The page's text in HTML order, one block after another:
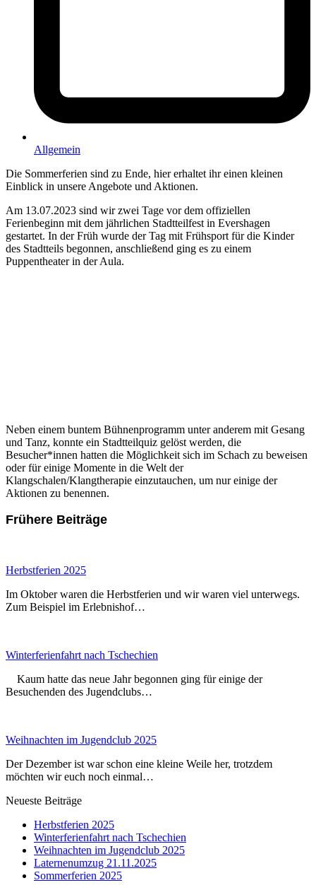
Allgemein
Die Sommerferien sind zu Ende, hier erhaltet ihr einen kleinen
Einblick in unsere Angebote und Aktionen.
Am 13.07.2023 sind wir zwei Tage vor dem offiziellen
Ferienbeginn mit dem jährlichen Stadtteilfest in Evershagen
gestartet. In der Früh wurde der Tag mit Frühsport für die Kinder
des Stadtteils begonnen, anschließend ging es zu einem
Puppentheater in der Aula.
Neben einem buntem Bühnenprogramm unter anderem mit Gesang
und Tanz, konnte ein Stadtteilquiz gelöst werden, die
Besucher*innen hatten die Möglichkeit sich im Schach zu beweisen
oder für einige Momente in die Welt der
Klangschalen/Klangtherapie einzutauchen, um nur einige der
Aktionen zu benennen.
Frühere Beiträge
Herbstferien 2025
Im Oktober waren die Herbstferien und wir waren viel unterwegs.
Zum Beispiel im Erlebnishof…
Winterferienfahrt nach Tschechien
Kaum hatte das neue Jahr begonnen ging für einige der
Besuchenden des Jugendclubs…
Weihnachten im Jugendclub 2025
Der Dezember ist war schon eine kleine Weile her, trotzdem
möchten wir euch noch einmal…
Neueste Beiträge
Herbstferien 2025
Winterferienfahrt nach Tschechien
Weihnachten im Jugendclub 2025
Laternenumzug 21.11.2025
Sommerferien 2025